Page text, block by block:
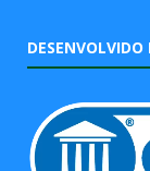
DESENVOLVIDO